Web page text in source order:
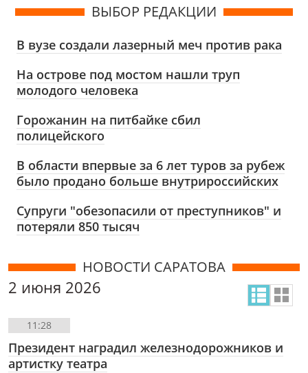
ВЫБОР РЕДАКЦИИ
В вузе создали лазерный меч против рака
На острове под мостом нашли труп
молодого человека
Горожанин на питбайке сбил
полицейского
В области впервые за 6 лет туров за рубеж
было продано больше внутрироссийских
Супруги "обезопасили от преступников" и
потеряли 850 тысяч
НОВОСТИ САРАТОВА
2 июня 2026
11:28
Президент наградил железнодорожников и
артистку театра